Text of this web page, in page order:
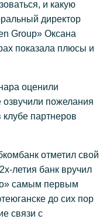
и какую
директор
Group» Оксана
показала плюсы и
оценили
озвучили пожелания
партнеров
отметил свой
летия банк вручил
самым первым
до сих пор
связи с